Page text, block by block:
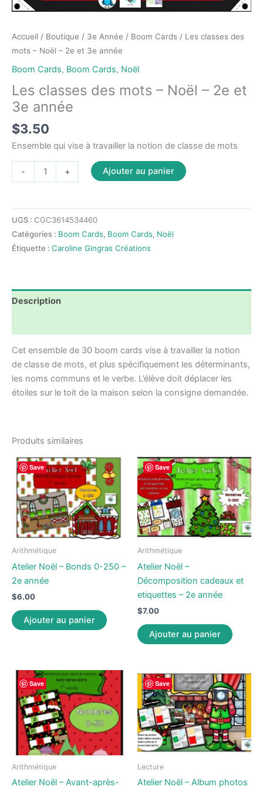
Accueil / Boutique / 3e Année / Boom Cards / Les classes des
mots – Noël – 2e et 3e année
Boom Cards, Boom Cards, Noël
Les classes des mots – Noël – 2e et
3e année
$3.50
Ensemble qui vise à travailler la notion de classe de mots
-
de
classes
des
mots
-
année
+ Ajouter au panier
UGS : CGC3614534460
Catégories : Boom Cards, Boom Cards, Noël
Étiquette : Caroline Gingras Créations
Description
Cet ensemble de 30 boom cards vise à travailler la notion
de classe de mots, et plus spécifiquement les déterminants,
les noms communs et le verbe. L’élève doit déplacer les
étoiles sur le toit de la maison selon la consigne demandée.
Produits similaires
Save
Arithmétique
Atelier Noël – Bonds 0-250 –
2e année
$6.00
Ajouter au panier
Save
Arithmétique
Atelier Noël –
Décomposition cadeaux et
etiquettes – 2e année
$7.00
Ajouter au panier
Save
Arithmétique
Atelier Noël – Avant-après-
Save
Lecture
Atelier Noël – Album photos